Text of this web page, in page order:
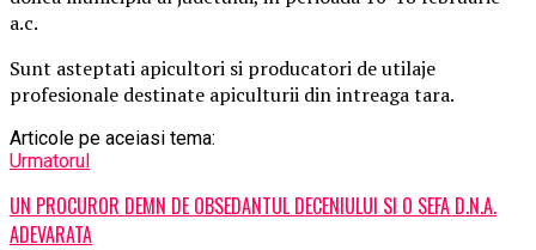
a.c.
Sunt asteptati apicultori si producatori de utilaje
profesionale destinate apiculturii din intreaga tara.
Articole pe aceiasi tema:
Urmatorul
UN PROCUROR DEMN DE OBSEDANTUL DECENIULUI SI O SEFA D.N.A.
ADEVARATA